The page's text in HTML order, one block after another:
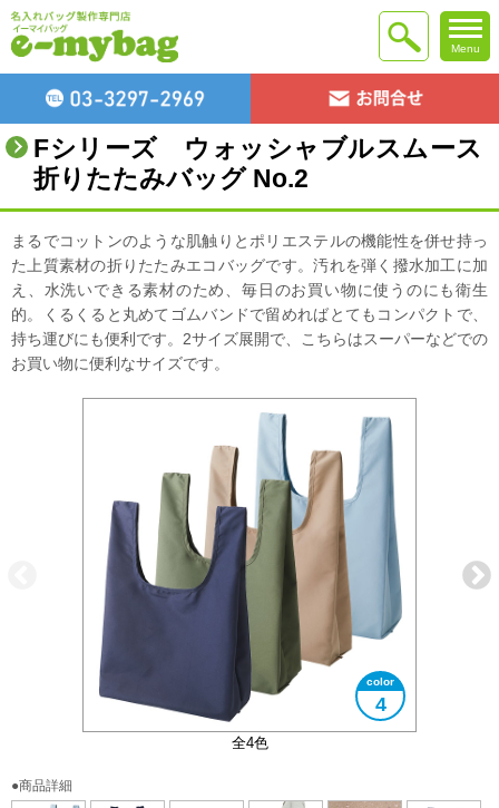
Menu
Fシリーズ ウォッシャブルスムース
折りたたみバッグ No.2
まるでコットンのような肌触りとポリエステルの機能性を併せ持っ
た上質素材の折りたたみエコバッグです。汚れを弾く撥水加工に加
え、水洗いできる素材のため、毎日のお買い物に使うのにも衛生
的。くるくると丸めてゴムバンドで留めればとてもコンパクトで、
持ち運びにも便利です。2サイズ展開で、こちらはスーパーなどでの
お買い物に便利なサイズです。
全4色
4
A4サイズ対応
折りたたみイメージ
大きさイメージ
表面には雨や汚れを弾く撥水加工をしています
●商品詳細